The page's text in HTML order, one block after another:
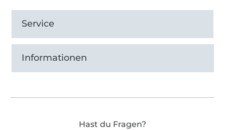
Service
Informationen
Hast du Fragen?